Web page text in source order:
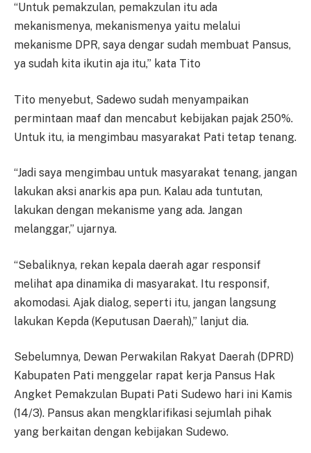
“Untuk pemakzulan, pemakzulan itu ada
mekanismenya, mekanismenya yaitu melalui
mekanisme DPR, saya dengar sudah membuat Pansus,
ya sudah kita ikutin aja itu,” kata Tito
Tito menyebut, Sadewo sudah menyampaikan
permintaan maaf dan mencabut kebijakan pajak 250%.
Untuk itu, ia mengimbau masyarakat Pati tetap tenang.
“Jadi saya mengimbau untuk masyarakat tenang, jangan
lakukan aksi anarkis apa pun. Kalau ada tuntutan,
lakukan dengan mekanisme yang ada. Jangan
melanggar,” ujarnya.
“Sebaliknya, rekan kepala daerah agar responsif
melihat apa dinamika di masyarakat. Itu responsif,
akomodasi. Ajak dialog, seperti itu, jangan langsung
lakukan Kepda (Keputusan Daerah),” lanjut dia.
Sebelumnya, Dewan Perwakilan Rakyat Daerah (DPRD)
Kabupaten Pati menggelar rapat kerja Pansus Hak
Angket Pemakzulan Bupati Pati Sudewo hari ini Kamis
(14/3). Pansus akan mengklarifikasi sejumlah pihak
yang berkaitan dengan kebijakan Sudewo.